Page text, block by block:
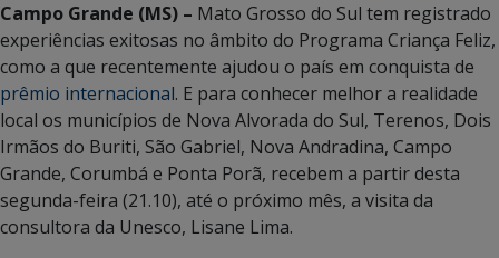
Campo Grande (MS) – Mato Grosso do Sul tem registrado
experiências exitosas no âmbito do Programa Criança Feliz,
como a que recentemente ajudou o país em conquista de
prêmio internacional. E para conhecer melhor a realidade
local os municípios de Nova Alvorada do Sul, Terenos, Dois
Irmãos do Buriti, São Gabriel, Nova Andradina, Campo
Grande, Corumbá e Ponta Porã, recebem a partir desta
segunda-feira (21.10), até o próximo mês, a visita da
consultora da Unesco, Lisane Lima.